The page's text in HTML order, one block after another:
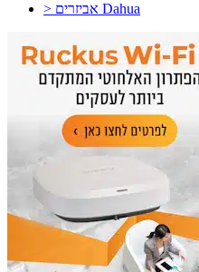
> אביזרים Dahua